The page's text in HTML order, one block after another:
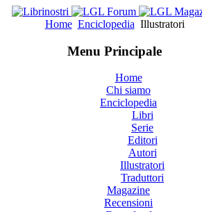
Home Enciclopedia Illustratori
Menu Principale
Home
Chi siamo
Enciclopedia
Libri
Serie
Editori
Autori
Illustratori
Traduttori
Magazine
Recensioni